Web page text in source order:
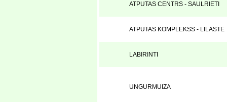
ATPUTAS CENTRS - SAULRIETI
ATPUTAS KOMPLEKSS - LILASTE
LABIRINTI
UNGURMUIZA